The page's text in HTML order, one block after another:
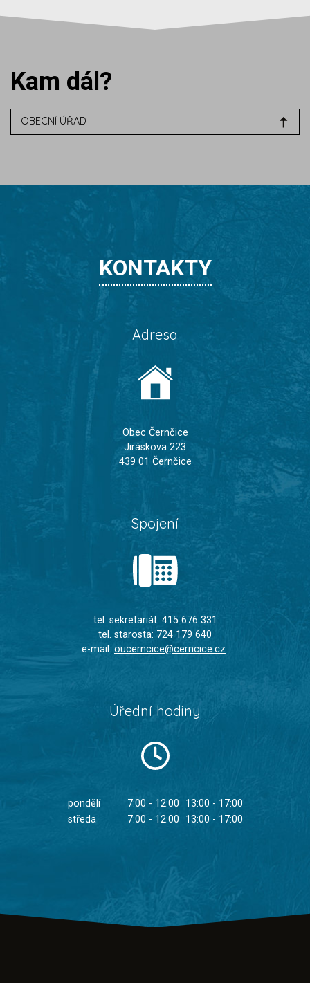
Kam dál?
OBECNÍ ÚŘAD
KONTAKTY
Adresa
Obec Černčice
Jiráskova 223
439 01 Černčice
Spojení
tel. sekretariát: 415 676 331
tel. starosta: 724 179 640
e-mail: oucerncice@cerncice.cz
Úřední hodiny
pondělí 7:00 - 12:00
13:00 - 17:00
středa
7:00 - 12:00 13:00 - 17:00